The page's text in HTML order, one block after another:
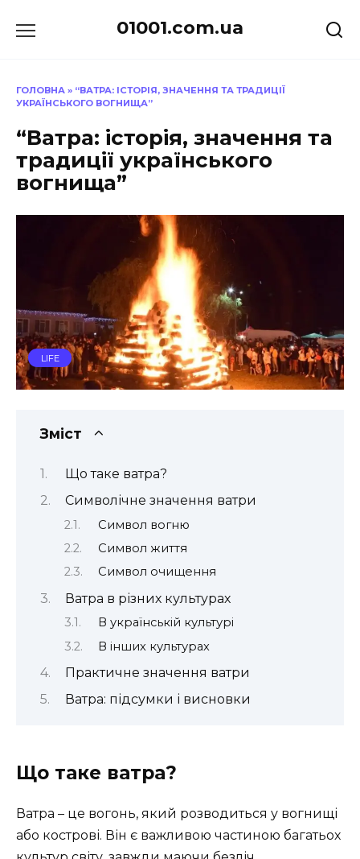
до
01001.com.ua
ГОЛОВНА » “ВАТРА: ІСТОРІЯ, ЗНАЧЕННЯ ТА ТРАДИЦІЇ
УКРАЇНСЬКОГО ВОГНИЩА”
“Ватра: історія, значення та
традиції українського
вогнища”
LIFE
Зміст
Що таке ватра?
Символічне значення ватри
Символ вогню
Символ життя
Символ очищення
Ватра в різних культурах
В українській культурі
В інших культурах
Практичне значення ватри
Ватра: підсумки і висновки
Що таке ватра?
Ватра – це вогонь, який розводиться у вогнищі
або кострові. Він є важливою частиною багатьох